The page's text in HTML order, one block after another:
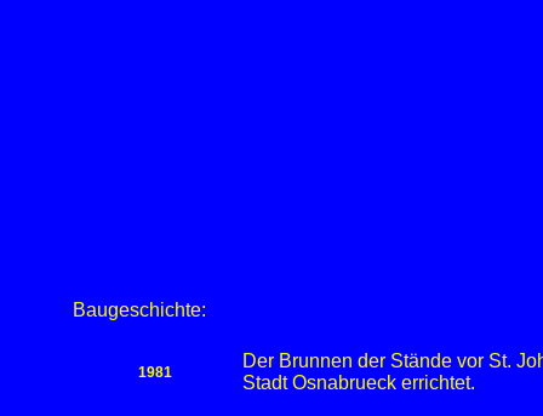
Baugeschichte:
1981
Der Brunnen der Stände vor St.
Stadt Osnabrueck errichtet.